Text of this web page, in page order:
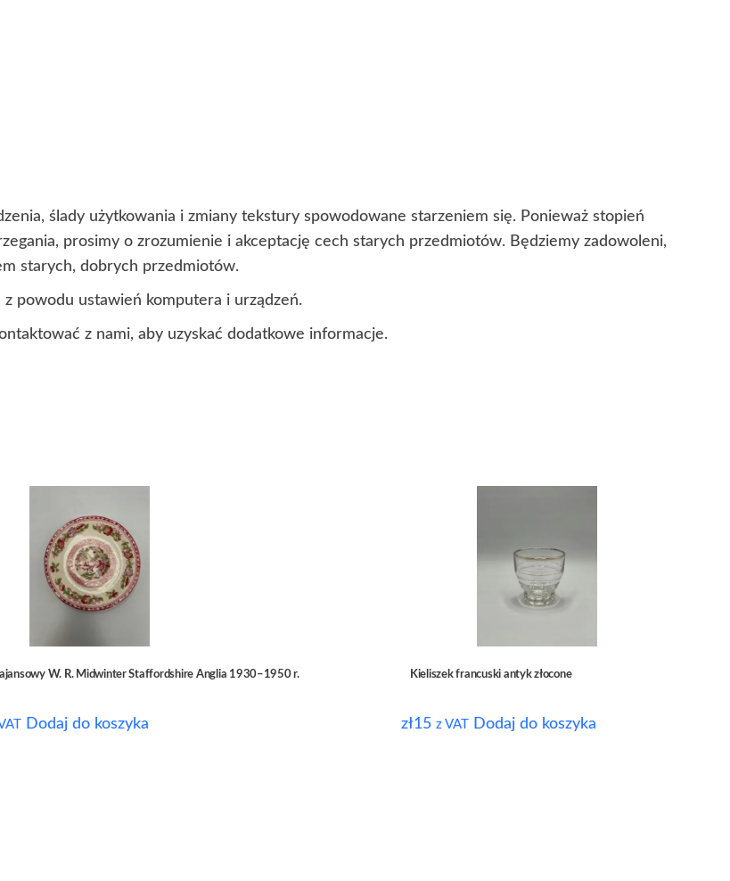
ślady użytkowania i zmiany tekstury spowodowane starzeniem się. Ponieważ stopień
prosimy o zrozumienie i akceptację cech starych przedmiotów. Będziemy zadowoleni,
starych, dobrych przedmiotów.
powodu ustawień komputera i urządzeń.
z nami, aby uzyskać dodatkowe informacje.
W. R. Midwinter Staffordshire Anglia 1930–1950 r.
Dodaj do koszyka
Kieliszek francuski antyk złocone
zł15 z VAT Dodaj do koszyka